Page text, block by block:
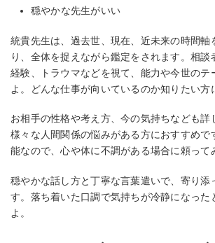
穏やかな先生がいい
統貴先生は、過去世、現在、近未来の時間軸
り、全体を捉えながら鑑定をされます。相談
経験、トラウマなどを視て、能力や今世のテ
よ。どんな仕事が向いているのか知りたい方
お相手の性格や考え方、今の気持ちなども詳
様々な人間関係の悩みがある方におすすめで
能なので、心や体に不調がある場合に頼って
穏やかな話し方と丁寧な言葉遣いで、寄り添
す。落ち着いた口調で気持ちが冷静になった
よ。